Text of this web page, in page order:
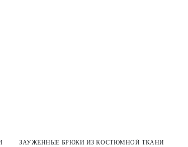
ЗАУЖЕННЫЕ БРЮКИ ИЗ КОСТЮМНОЙ ТКАНИ